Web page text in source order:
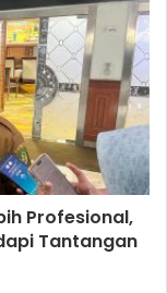
Profesional,
Tantangan